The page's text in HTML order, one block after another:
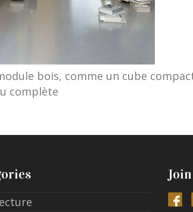
bois, comme un cube
complète